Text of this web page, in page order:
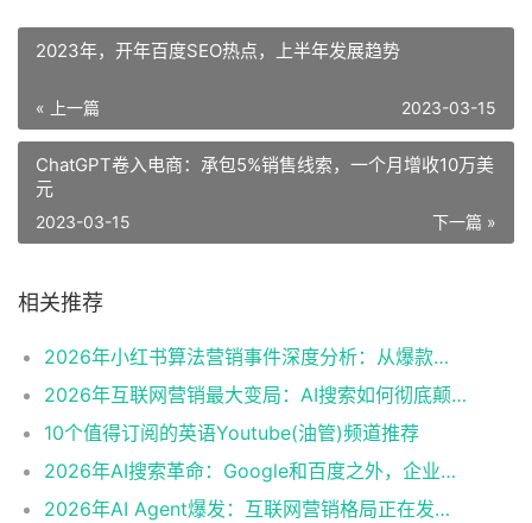
2023年，开年百度SEO热点，上半年发展趋势
« 上一篇 2023-03-15
ChatGPT卷入电商：承包5%销售线索，一个月增收10万美
元
下一篇 »
2023-03-15
相关推荐
2026年小红书算法营销事件深度分析：从爆款笔记推荐机制到电商闭环生态，品牌如何在小红书实现从种草到转化的精准营销
2026年互联网营销最大变局：AI搜索如何彻底颠覆传统SEO格局，企业必须重新理解流量逻辑
10个值得订阅的英语Youtube(油管)频道推荐
2026年AI搜索革命：Google和百度之外，企业如何做好GEO优化抢占AI推荐流量
2026年AI Agent爆发：互联网营销格局正在发生这5大深层变革